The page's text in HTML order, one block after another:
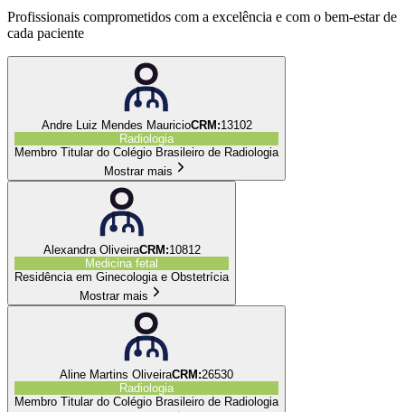
Profissionais comprometidos com a excelência e com o bem-estar de
cada paciente
Andre Luiz Mendes MauricioCRM:13102
Radiologia
Membro Titular do Colégio Brasileiro de Radiologia
Mostrar mais
Alexandra OliveiraCRM:10812
Medicina fetal
Residência em Ginecologia e Obstetrícia
Mostrar mais
Aline Martins OliveiraCRM:26530
Radiologia
Membro Titular do Colégio Brasileiro de Radiologia